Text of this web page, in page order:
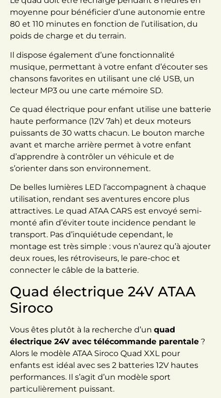
moyenne pour bénéficier d’une autonomie entre
80 et 110 minutes en fonction de l’utilisation, du
poids de charge et du terrain.
Il dispose également d’une fonctionnalité
musique, permettant à votre enfant d’écouter ses
chansons favorites en utilisant une clé USB, un
lecteur MP3 ou une carte mémoire SD.
Ce quad électrique pour enfant utilise une batterie
haute performance (12V 7ah) et deux moteurs
puissants de 30 watts chacun. Le bouton marche
avant et marche arrière permet à votre enfant
d’apprendre à contrôler un véhicule et de
s’orienter dans son environnement.
De belles lumières LED l’accompagnent à chaque
utilisation, rendant ses aventures encore plus
attractives. Le quad ATAA CARS est envoyé semi-
monté afin d’éviter toute incidence pendant le
transport. Pas d’inquiétude cependant, le
montage est très simple : vous n’aurez qu’à ajouter
deux roues, les rétroviseurs, le pare-choc et
connecter le câble de la batterie.
Quad électrique 24V ATAA
Siroco
Vous êtes plutôt à la recherche d’un quad
électrique 24V avec télécommande parentale ?
Alors le modèle ATAA Siroco Quad XXL pour
enfants est idéal avec ses 2 batteries 12V hautes
performances. Il s’agit d’un modèle sport
particulièrement puissant.